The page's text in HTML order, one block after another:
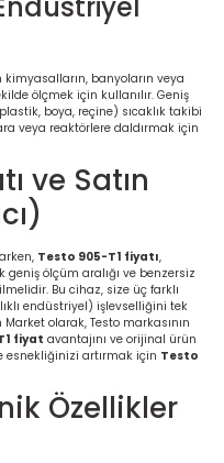
banyoların veya
ölçmek için kullanılır. Geniş
boya, reçine) sıcaklık takibi
veya reaktörlere daldırmak için
ve Satın
Testo 905-T1 fiyatı,
geniş ölçüm aralığı ve benzersiz
Bu cihaz, size üç farklı
endüstriyel) işlevselliğini tek
olarak, Testo markasının
fiyat avantajını ve orijinal ürün
esnekliğinizi artırmak için Testo
Özellikler